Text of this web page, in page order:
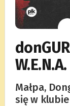
Małpa,
się w